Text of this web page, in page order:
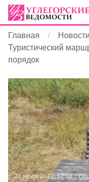
Главная Новости
Туристический
порядок
24 июля 2023, 12:04